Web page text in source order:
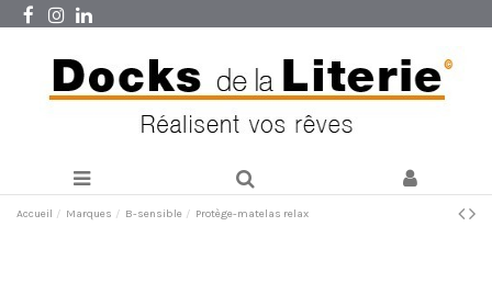
Accueil Marques B-sensible Protège-matelas relax